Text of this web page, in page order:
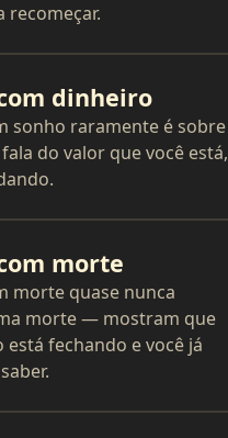
recomeçar.
dinheiro
sonho raramente é sobre
do valor que você está,
morte
morte quase nunca
morte — mostram que
está fechando e você já